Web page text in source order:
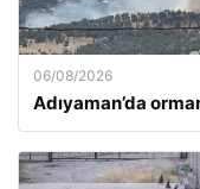
06/08/2026
Adıyaman’da